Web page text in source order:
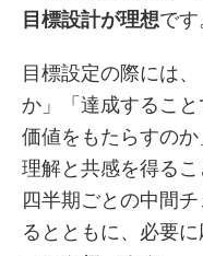
目標設計が理想です
目標設定の際には
か」「達成するこ
価値をもたらすの
理解と共感を得るこ
四半期ごとの中間
るとともに、必要